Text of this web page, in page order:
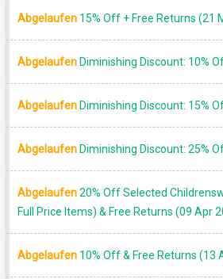
Abgelaufen 15% Off + Free Returns (21
Abgelaufen Diminishing Discount: 10%
Abgelaufen Diminishing Discount: 15%
Abgelaufen Diminishing Discount: 25%
Abgelaufen20% Off Selected
Full Price Items) & Free Returns (09 Apr
Abgelaufen 10% Off & Free Returns (13